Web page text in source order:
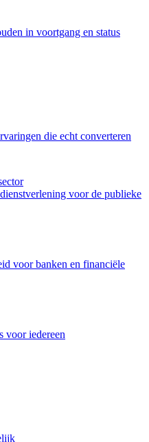
in voortgang en status
die echt converteren
voor de publieke
voor banken en financiële
voor iedereen